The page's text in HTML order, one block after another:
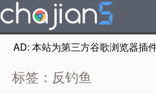
AD: 本站为第三方谷歌浏览器插
标签：反钓鱼